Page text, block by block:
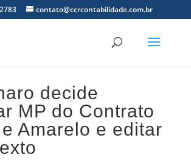
contato@ccrcontabilidade.com.br
decide
MP do Contrato
Amarelo e editar